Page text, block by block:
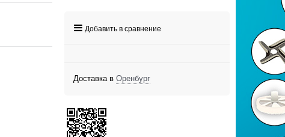
Добавить в сравнение
Доставка в Оренбург